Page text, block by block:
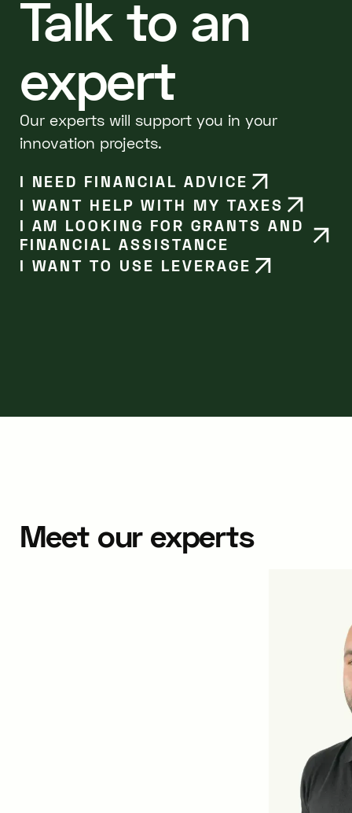
Talk to an
expert
Our experts will support you in your
innovation projects.
I NEED FINANCIAL ADVICE
I WANT HELP WITH MY TAXES
I AM LOOKING FOR GRANTS AND
FINANCIAL ASSISTANCE
I WANT TO USE LEVERAGE
Meet our experts